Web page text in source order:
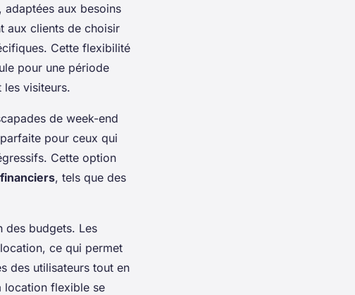
, adaptées aux besoins
aux clients de choisir
Cette flexibilité
pour une période
visiteurs.
de week-end
pour ceux qui
Cette option
, tels que des
des budgets. Les
ce qui permet
des utilisateurs tout en
location flexible se